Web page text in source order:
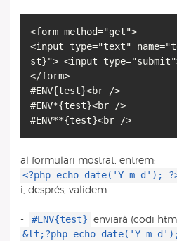
<form method="get">
<input type="text"
st}"> <input
</form>
#ENV{test}<br />
#ENV*{test}<br />
#ENV**{test}<br />
al formulari mostrat, entrem:
<?php echo date('Y-m-d');
i, després, validem.
- #ENV{test} enviarà (codi
&lt;?php echo date('Y-m-